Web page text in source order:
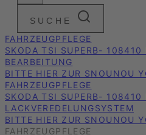
SUCHE
FAHRZEUGPFLEGE
SKODA TSI SUPERB- 108410
BEARBEITUNG
BITTE HIER ZUR SNOUNOU
FAHRZEUGPFLEGE
SKODA TSI SUPERB- 108410
LACKVEREDELUNGSYSTEM
BITTE HIER ZUR SNOUNOU
FAHRZEUGPFLEGE